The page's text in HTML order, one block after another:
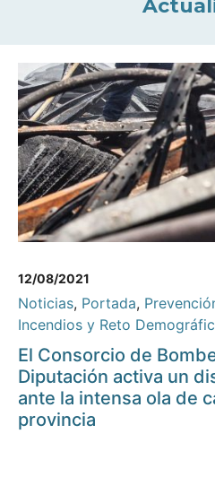
12/08/2021
Noticias, Portada,
Incendios y Reto
El Consorcio de
Diputación activa un
ante la intensa ola de
provincia